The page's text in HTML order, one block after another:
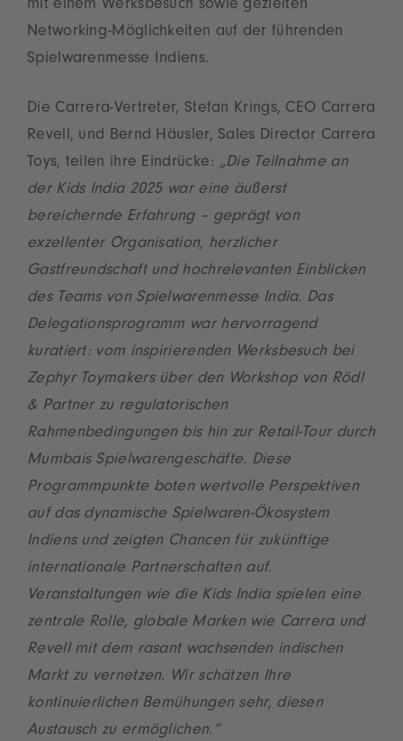
mit einem Werksbesuch sowie gezielten
Networking-Möglichkeiten auf der führenden
Spielwarenmesse Indiens.
Die Carrera-Vertreter, Stefan Krings, CEO Carrera
Revell, und Bernd Häusler, Sales Director Carrera
Toys, teilen ihre Eindrücke: „Die Teilnahme an
der Kids India 2025 war eine äußerst
bereichernde Erfahrung – geprägt von
exzellenter Organisation, herzlicher
Gastfreundschaft und hochrelevanten Einblicken
des Teams von Spielwarenmesse India. Das
Delegationsprogramm war hervorragend
kuratiert: vom inspirierenden Werksbesuch bei
Zephyr Toymakers über den Workshop von Rödl
& Partner zu regulatorischen
Rahmenbedingungen bis hin zur Retail-Tour durch
Mumbais Spielwarengeschäfte. Diese
Programmpunkte boten wertvolle Perspektiven
auf das dynamische Spielwaren-Ökosystem
Indiens und zeigten Chancen für zukünftige
internationale Partnerschaften auf.
Veranstaltungen wie die Kids India spielen eine
zentrale Rolle, globale Marken wie Carrera und
Revell mit dem rasant wachsenden indischen
Markt zu vernetzen. Wir schätzen Ihre
kontinuierlichen Bemühungen sehr, diesen
Austausch zu ermöglichen.“